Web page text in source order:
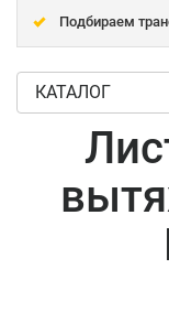
Подбираем
КАТАЛОГ